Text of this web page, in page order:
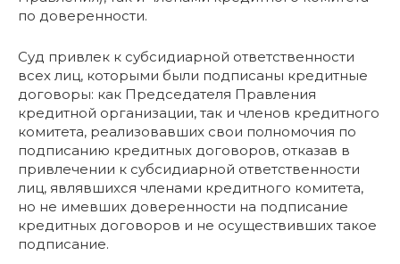
по доверенности.
Суд привлек к субсидиарной ответственности
всех лиц, которыми были подписаны кредитные
договоры: как Председателя Правления
кредитной организации, так и членов кредитного
комитета, реализовавших свои полномочия по
подписанию кредитных договоров, отказав в
привлечении к субсидиарной ответственности
лиц, являвшихся членами кредитного комитета,
но не имевших доверенности на подписание
кредитных договоров и не осуществивших такое
подписание.